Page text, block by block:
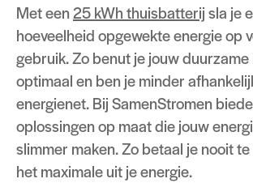
Met een25 kWh thuisbatterijsla je
hoeveelheid opgewekte energie op
gebruik. Zo benut je jouw
optimaal en ben je minder
energienet. Bij SamenStromen
oplossingen op maat die jouw
slimmer maken. Zo betaal je nooit
het maximale uit je energie.